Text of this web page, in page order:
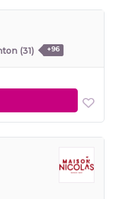
(31) +96